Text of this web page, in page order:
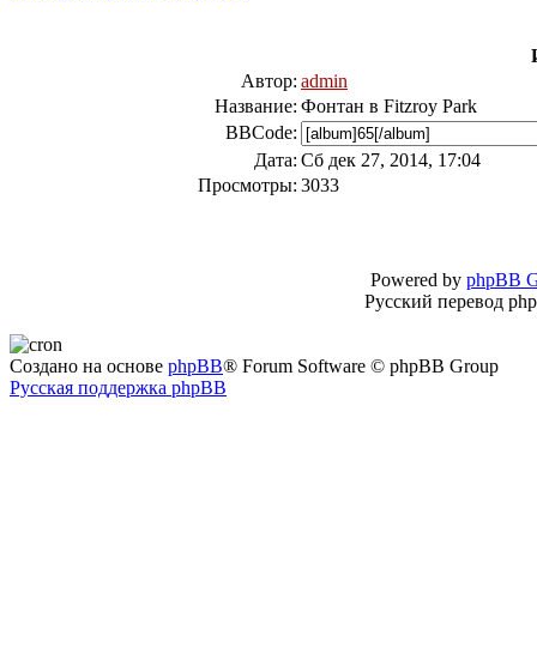
Автор: admin
Название: Фонтан в Fitzroy Park
BBCode:
Дата: Сб дек 27, 2014, 17:04
Просмотры: 3033
Powered by phpBB
Русский перевод
Создано на основе phpBB® Forum Software © phpBB Group
Русская поддержка phpBB